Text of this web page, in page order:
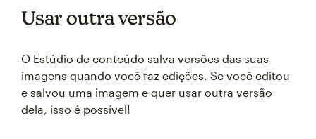
Usar outra versão
O Estúdio de conteúdo salva versões das suas
imagens quando você faz edições. Se você editou
e salvou uma imagem e quer usar outra versão
dela, isso é possível!